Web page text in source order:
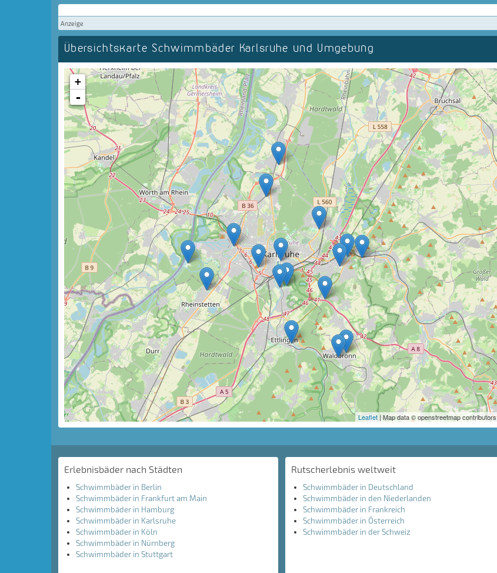
Anzeige
Übersichtskarte Schwimmbäder Karlsruhe und Umgebung
+
-
Leaflet| Map data © openstreetmap contributors
Erlebnisbäder nach Städten
Schwimmbäder in Berlin
Schwimmbäder in Frankfurt am Main
Schwimmbäder in Hamburg
Schwimmbäder in Karlsruhe
Schwimmbäder in Köln
Schwimmbäder in Nürnberg
Schwimmbäder in Stuttgart
Rutscherlebnis weltweit
Schwimmbäder in Deutschland
Schwimmbäder in den Niederlanden
Schwimmbäder in Frankreich
Schwimmbäder in Österreich
Schwimmbäder in der Schweiz